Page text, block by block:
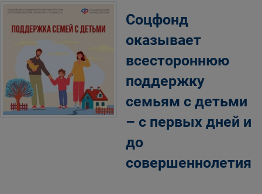
Соцфонд
оказывает
всестороннюю
поддержку
семьям с детьми
– с первых дней и
до
совершеннолетия